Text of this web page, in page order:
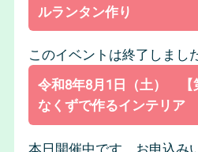
ルランタン作り
このイベントは終了しまし
令和8年8月1日（土） 【
なくずで作るインテリア
本日開催中です。お申込み